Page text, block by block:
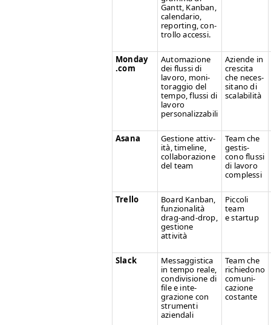
Gantt, Kan­ban,
cal­en­dario,
report­ing, con­
trol­lo accessi.
Mon​day​
.com
Automazione
dei flus­si di
lavoro, mon­i­
tor­ag­gio del
tem­po, flus­si di
lavoro
personalizzabili
Aziende in
cresci­ta
che neces­
si­tano di
scalabilità
Asana
Ges­tione attiv­
ità, time­line,
col­lab­o­razione
del team
Team che
gestis­
cono flus­si
di lavoro
complessi
Trel­lo
Board Kan­ban,
fun­zion­al­ità
drag-and-drop,
ges­tione
attività
Pic­coli
team
e startup
Slack
Mes­sag­gis­ti­ca
in tem­po reale,
con­di­vi­sione di
file e inte­
grazione con
stru­men­ti
aziendali
Team che
richiedono
comu­ni­
cazione
costante